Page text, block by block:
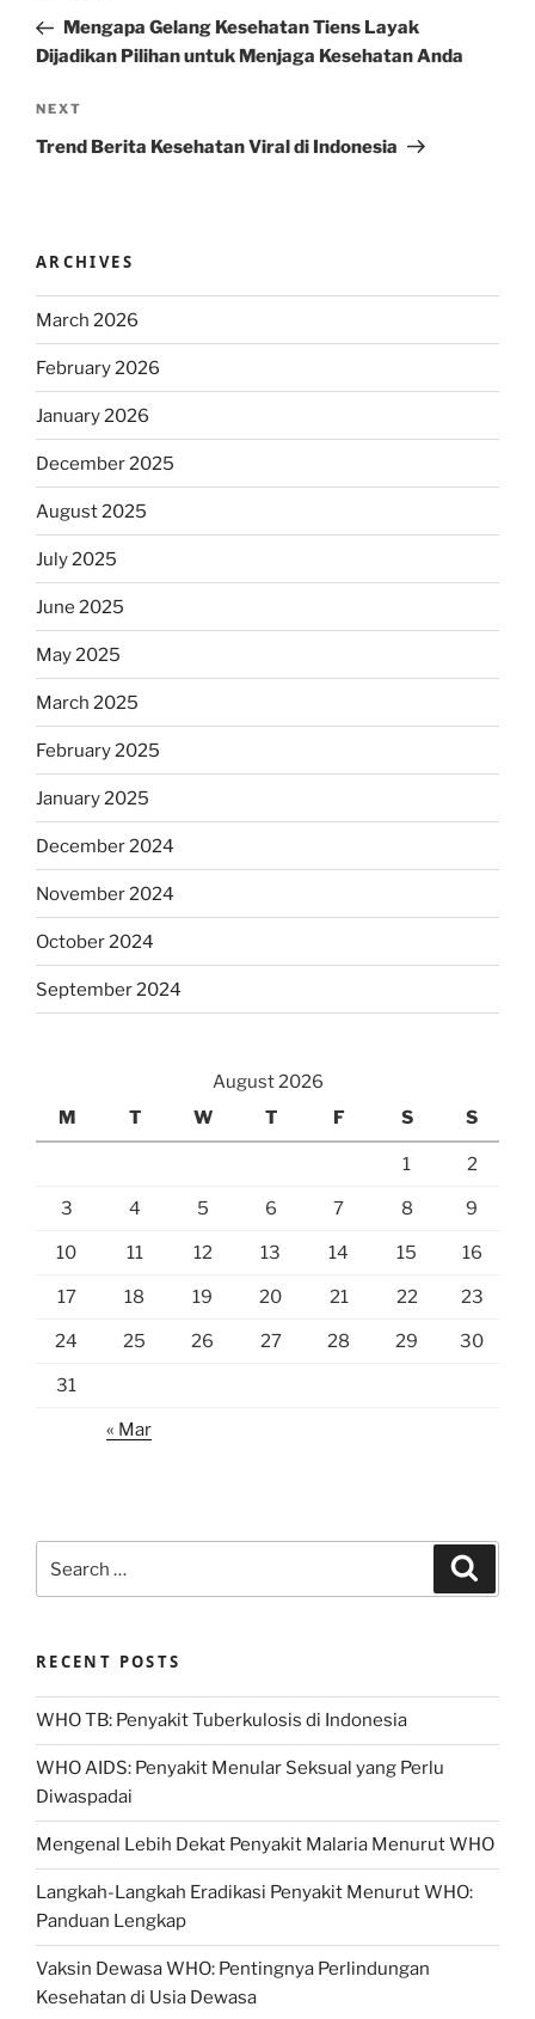
PostMengapa Gelang Kesehatan Tiens Layak
Dijadikan Pilihan untuk Menjaga Kesehatan Anda
Next
Post
NEXT
Trend Berita Kesehatan Viral di Indonesia
ARCHIVES
March 2026
February 2026
January 2026
December 2025
August 2025
July 2025
June 2025
May 2025
March 2025
February 2025
January 2025
December 2024
November 2024
October 2024
September 2024
August 2026
M
T W T F S S
1 2
3 4 5 6 7 8 9
10 11 12 13 14 15 16
17 18 19 20 21 22 23
24 25 26 27 28 29 30
31
« Mar
for:
RECENT POSTS
WHO TB: Penyakit Tuberkulosis di Indonesia
WHO AIDS: Penyakit Menular Seksual yang Perlu
Diwaspadai
Mengenal Lebih Dekat Penyakit Malaria Menurut WHO
Langkah-Langkah Eradikasi Penyakit Menurut WHO:
Panduan Lengkap
Vaksin Dewasa WHO: Pentingnya Perlindungan
Kesehatan di Usia Dewasa